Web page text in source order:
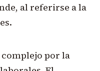
al referirse a la
complejo por la